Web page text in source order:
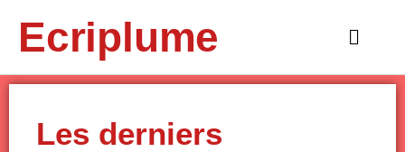
contenuEcriplume
Main
Les derniers